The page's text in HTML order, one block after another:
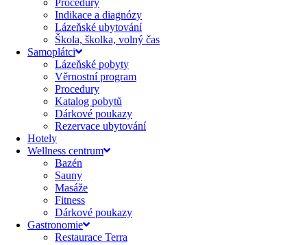
Procedury
Indikace a diagnózy
Lázeňské ubytování
Škola, školka, volný čas
Samoplátci
Lázeňské pobyty
Věrnostní program
Procedury
Katalog pobytů
Dárkové poukazy​
Rezervace ubytování
Hotely
Wellness centrum
Bazén
Sauny
Masáže
Fitness
Dárkové poukazy​
Gastronomie
Restaurace Terra